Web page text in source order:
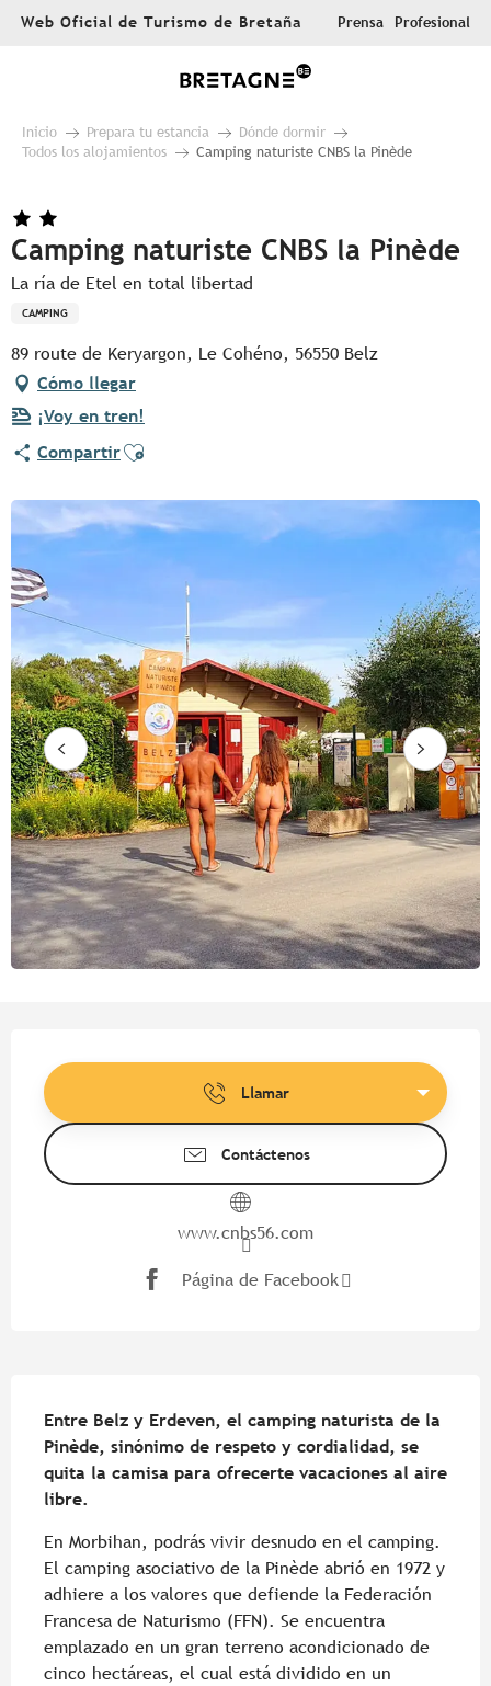
AllerWeb Oficial de Turismo de Bretaña Prensa Profesional
Inicio Prepara tu estancia
Dónde dormir
Todos los alojamientos
Camping naturiste CNBS la Pinède
Camping naturiste CNBS la Pinède
La ría de Etel en total libertad
CAMPING
89 route de Keryargon, Le Cohéno, 56550 Belz
Cómo llegar
¡Voy en tren!
CompartirAjouter aux favoris
Llamar
Contáctenos
www.cnbs56.com
Página de Facebook
Entre Belz y Erdeven, el camping naturista de la
Pinède, sinónimo de respeto y cordialidad, se
quita la camisa para ofrecerte vacaciones al aire
libre.
En Morbihan, podrás vivir desnudo en el camping.
El camping asociativo de la Pinède abrió en 1972 y
adhiere a los valores que defiende la Federación
Francesa de Naturismo (FFN). Se encuentra
emplazado en un gran terreno acondicionado de
cinco hectáreas, el cual está dividido en un